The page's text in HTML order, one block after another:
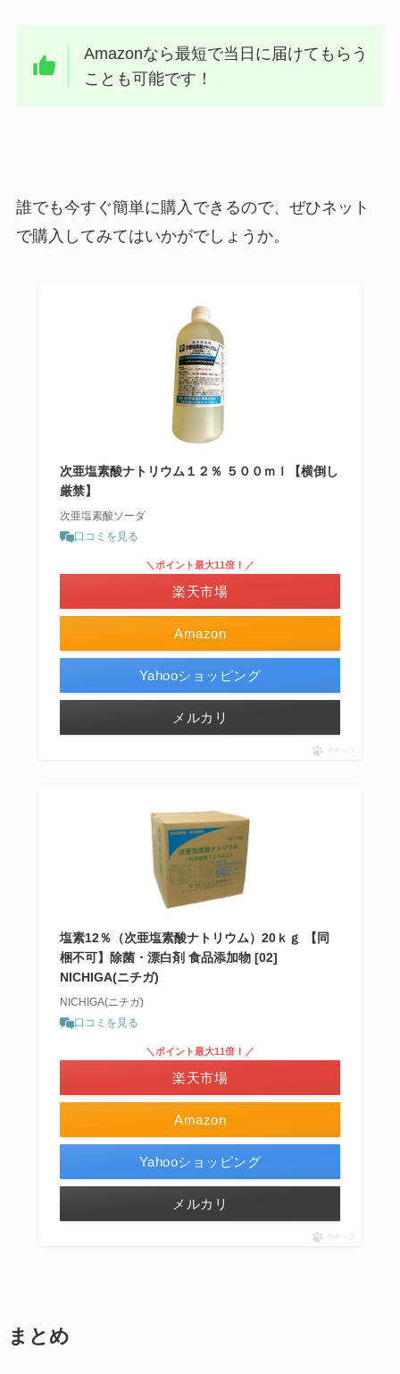
Amazonなら最短で当日に届けてもらう
ことも可能です！
誰でも今すぐ簡単に購入できるので、ぜひネット
で購入してみてはいかがでしょうか。
次亜塩素酸ナトリウム１２％ ５００ｍｌ【横倒し
厳禁】
次亜塩素酸ソーダ
口コミを見る
Amazon
＼ポイント最大11倍！／
楽天市場
Yahooショッピング
メルカリ
ポチップ
塩素12％（次亜塩素酸ナトリウム）20ｋｇ 【同
梱不可】除菌・漂白剤 食品添加物 [02]
NICHIGA(ニチガ)
NICHIGA(ニチガ)
口コミを見る
Amazon
＼ポイント最大11倍！／
楽天市場
Yahooショッピング
メルカリ
ポチップ
まとめ